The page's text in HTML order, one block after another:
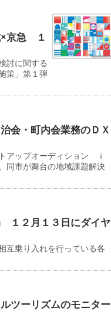
×京急 １
討に関する
策」第１弾
・町内会業務のＤＸ
アップオーディション ｉ
市が舞台の地域課題解決
１２月１３日にダイヤ
互乗り入れを行っている各
ツーリズムのモニター